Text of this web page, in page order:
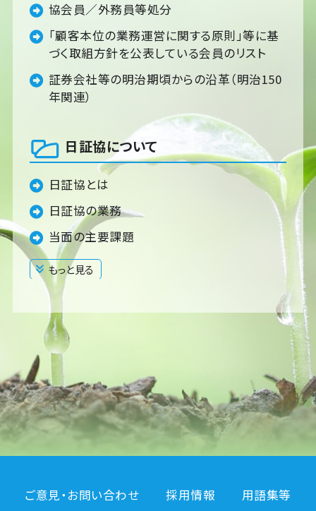
協会員／外務員等処分
「顧客本位の業務運営に関する原則」等に基
づく取組方針を公表している会員のリスト
証券会社等の明治期頃からの沿革（明治150
年関連）
日証協について
日証協とは
日証協の業務
当面の主要課題
もっと見る
閉じる
ご意見・お問い合わせ 採用情報
用語集等